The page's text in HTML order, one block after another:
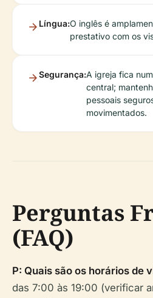
Língua:O inglês é
prestativo com os
Segurança:A igreja fica
central;
pessoais
movimentados.
Perguntas
(FAQ)
P: Quais são os horários de
das 7:00 às 19:00 (verificar